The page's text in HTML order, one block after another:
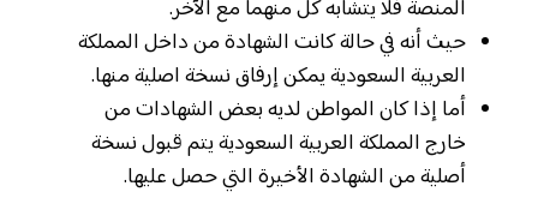
المنصة فلا يتشابه كل منهما مع الآخر.
حيث أنه في حالة كانت الشهادة من داخل المملكة
العربية السعودية يمكن إرفاق نسخة اصلية منها.
أما إذا كان المواطن لديه بعض الشهادات من
خارج المملكة العربية السعودية يتم قبول نسخة
أصلية من الشهادة الأخيرة التي حصل عليها.